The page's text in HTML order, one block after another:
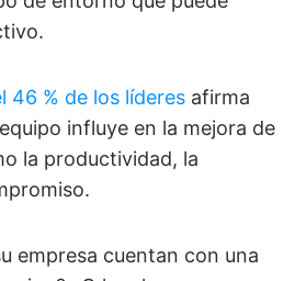
46 % de los líderes afirma
influye en la mejora de
la productividad, la
empresa cuentan con una